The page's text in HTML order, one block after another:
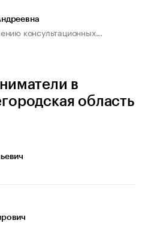
консультационных...
в
область